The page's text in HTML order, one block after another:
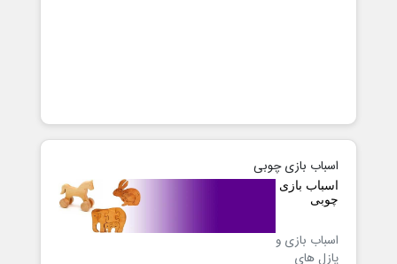
اسباب بازی چوبی
اسباب بازی
چوبی
اسباب بازی و
پازل های